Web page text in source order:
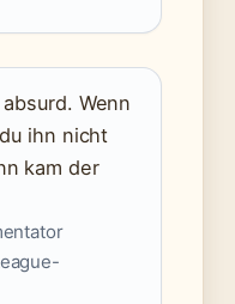
Wenn
ihn nicht
kam der